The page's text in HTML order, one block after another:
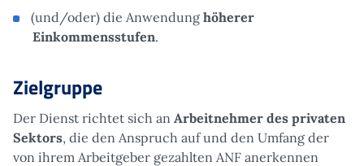
(und/oder) die Anwendung höherer
Einkommensstufen.
Zielgruppe
Der Dienst richtet sich an Arbeitnehmer des privaten
Sektors, die den Anspruch auf und den Umfang der
von ihrem Arbeitgeber gezahlten ANF anerkennen